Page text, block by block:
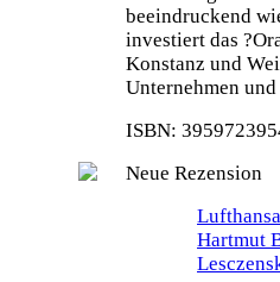
beeindruckend
investiert das
Konstanz und
Unternehmen
ISBN:
Neue Rezension
Hartmut